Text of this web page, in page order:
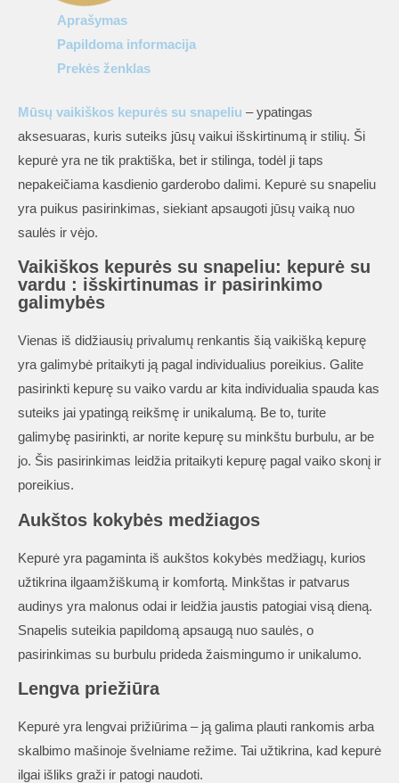
Aprašymas
Papildoma informacija
Prekės ženklas
Mūsų vaikiškos kepurės su snapeliu – ypatingas
aksesuaras, kuris suteiks jūsų vaikui išskirtinumą ir stilių. Ši
kepurė yra ne tik praktiška, bet ir stilinga, todėl ji taps
nepakeičiama kasdienio garderobo dalimi. Kepurė su snapeliu
yra puikus pasirinkimas, siekiant apsaugoti jūsų vaiką nuo
saulės ir vėjo.
Vaikiškos kepurės su snapeliu: kepurė su
vardu : išskirtinumas ir pasirinkimo
galimybės
Vienas iš didžiausių privalumų renkantis šią vaikišką kepurę
yra galimybė pritaikyti ją pagal individualius poreikius. Galite
pasirinkti kepurę su vaiko vardu ar kita individualia spauda kas
suteiks jai ypatingą reikšmę ir unikalumą. Be to, turite
galimybę pasirinkti, ar norite kepurę su minkštu burbulu, ar be
jo. Šis pasirinkimas leidžia pritaikyti kepurę pagal vaiko skonį ir
poreikius.
Aukštos kokybės medžiagos
Kepurė yra pagaminta iš aukštos kokybės medžiagų, kurios
užtikrina ilgaamžiškumą ir komfortą. Minkštas ir patvarus
audinys yra malonus odai ir leidžia jaustis patogiai visą dieną.
Snapelis suteikia papildomą apsaugą nuo saulės, o
pasirinkimas su burbulu prideda žaismingumo ir unikalumo.
Lengva priežiūra
Kepurė yra lengvai prižiūrima – ją galima plauti rankomis arba
skalbimo mašinoje švelniame režime. Tai užtikrina, kad kepurė
ilgai išliks graži ir patogi naudoti.